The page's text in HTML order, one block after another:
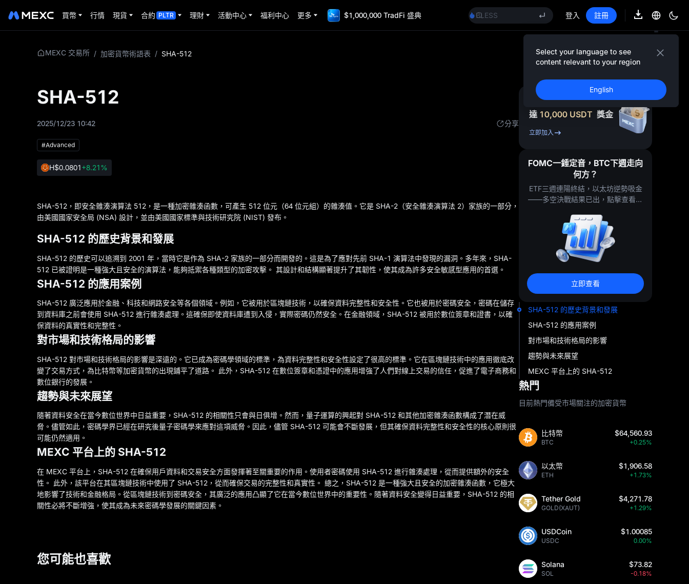
買幣 行情 現貨 合約 PLTR 理財 活動中心 福利中心 更多 $1,000,000 TradFi 盛典
BLESS
HEI
登入 註冊
Select your language to see
content relevant to your region
English
MEXC 交易所 / 加密貨幣術語表 / SHA-512
SHA-512
2025/12/23 10:42 分享
#Advanced
H$0.0801+8.21%
SHA-512，即安全雜湊演算法 512，是一種加密雜湊函數，可產生 512 位元（64 位元組）的雜湊值。它是 SHA-2（安全雜湊演算法 2）家族的一部分，
由美國國家安全局 (NSA) 設計，並由美國國家標準與技術研究院 (NIST) 發布。
SHA-512 的歷史背景和發展
SHA-512 的歷史可以追溯到 2001 年，當時它是作為 SHA-2 家族的一部分而開發的。這是為了應對先前 SHA-1 演算法中發現的漏洞。多年來，SHA-
512 已被證明是一種強大且安全的演算法，能夠抵禦各種類型的加密攻擊。 其設計和結構顯著提升了其韌性，使其成為許多安全敏感型應用的首選。
SHA-512 的應用案例
SHA-512 廣泛應用於金融、科技和網路安全等各個領域。例如，它被用於區塊鏈技術，以確保資料完整性和安全性。它也被用於密碼安全，密碼在儲存
到資料庫之前會使用 SHA-512 進行雜湊處理。這確保即使資料庫遭到入侵，實際密碼仍然安全。在金融領域，SHA-512 被用於數位簽章和證書，以確
保資料的真實性和完整性。
對市場和技術格局的影響
SHA-512 對市場和技術格局的影響是深遠的。它已成為密碼學領域的標準，為資料完整性和安全性設定了很高的標準。它在區塊鏈技術中的應用徹底改
變了交易方式，為比特幣等加密貨幣的出現鋪平了道路。 此外，SHA-512 在數位簽章和憑證中的應用增強了人們對線上交易的信任，促進了電子商務和
數位銀行的發展。
趨勢與未來展望
隨著資料安全在當今數位世界中日益重要，SHA-512 的相關性只會與日俱增。然而，量子運算的興起對 SHA-512 和其他加密雜湊函數構成了潛在威
脅。儘管如此，密碼學界已經在研究後量子密碼學來應對這項威脅。因此，儘管 SHA-512 可能會不斷發展，但其確保資料完整性和安全性的核心原則很
可能仍然適用。
MEXC 平台上的 SHA-512
在 MEXC 平台上，SHA-512 在確保用戶資料和交易安全方面發揮著至關重要的作用。使用者密碼使用 SHA-512 進行雜湊處理，從而提供額外的安全
性。 此外，該平台在其區塊鏈技術中使用了 SHA-512，從而確保交易的完整性和真實性。 總之，SHA-512 是一種強大且安全的加密雜湊函數，它極大
地影響了技術和金融格局。從區塊鏈技術到密碼安全，其廣泛的應用凸顯了它在當今數位世界中的重要性。隨著資料安全變得日益重要，SHA-512 的相
關性必將不斷增強，使其成為未來密碼學發展的關鍵因素。
您可能也喜歡
註冊 & 獲得高
達 10,000 USDT 獎金
立即加入
FOMC一錘定音，BTC下週走向
何方？
ETF三週連陽終結，以太坊逆勢吸金
——多空決戰結果已出，點擊查看後
立即查看
SHA-512 的歷史背景和發展
SHA-512 的應用案例
對市場和技術格局的影響
趨勢與未來展望
MEXC 平台上的 SHA-512
熱門
目前熱門備受市場關注的加密貨幣
比特幣
BTC
$64,560.93
+0.25%
以太幣
ETH
$1,906.58
+1.73%
Tether Gold
GOLD(XAUT)
$4,271.78
+1.29%
USDCoin
USDC
$1.00085
0.00%
Solana
SOL
$73.82
-0.18%